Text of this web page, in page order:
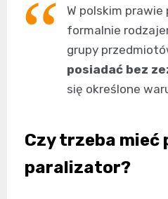
W polskim
formalnie
grupy
posiadać bez
się określone
Czy trzeba mieć
paralizator?